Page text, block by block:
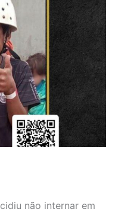
não internar em